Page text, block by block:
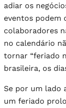
adiar os
eventos podem
colaboradores
no calendário
tornar “feriado
brasileira, os
Se por um lado
um feriado